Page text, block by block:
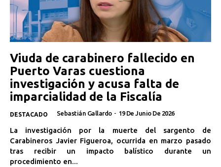
Viuda de carabinero fallecido en
Puerto Varas cuestiona
investigación y acusa falta de
imparcialidad de la Fiscalía
DESTACADO Sebastián Gallardo - 19 De Junio De 2026
La investigación por la muerte del sargento de
Carabineros Javier Figueroa, ocurrida en marzo pasado
tras recibir un impacto balístico durante un
procedimiento en...